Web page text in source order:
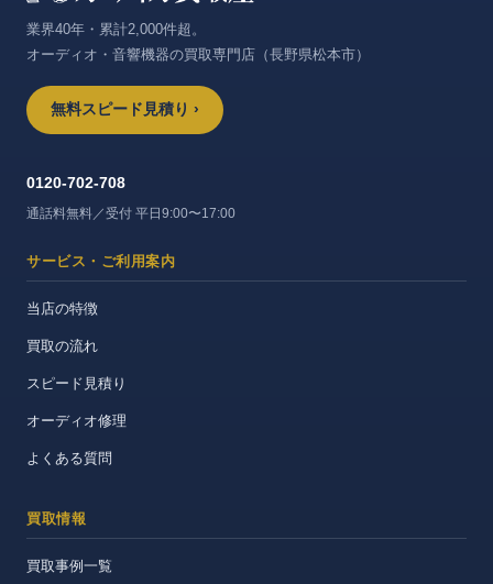
業界40年・累計2,000件超。
オーディオ・音響機器の買取専門店（長野県松本市）
無料スピード見積り ›
0120-702-708
通話料無料／受付 平日9:00〜17:00
サービス・ご利用案内
当店の特徴
買取の流れ
スピード見積り
オーディオ修理
よくある質問
買取情報
買取事例一覧